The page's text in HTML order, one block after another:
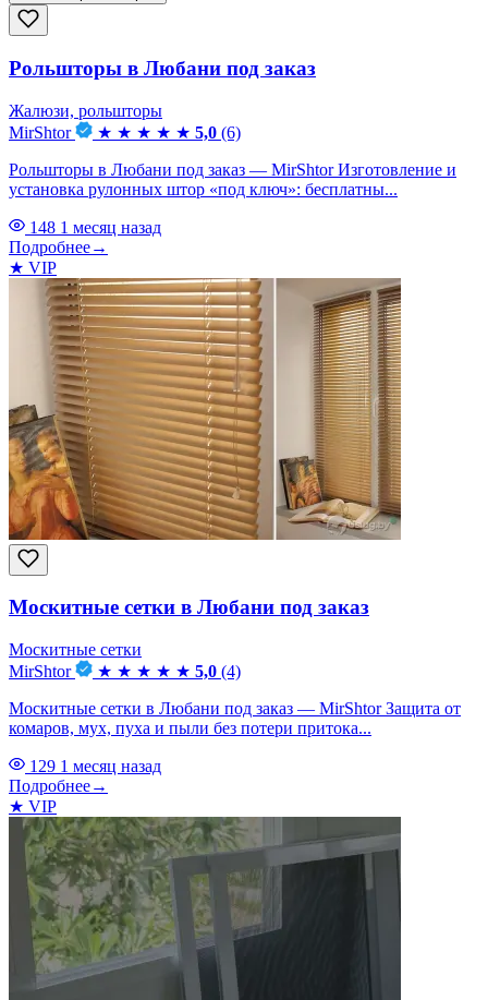
Рольшторы в Любани под заказ
Жалюзи, рольшторы
MirShtor
★ ★ ★ ★ ★ 5,0 (6)
Рольшторы в Любани под заказ — MirShtor Изготовление и
установка рулонных штор «под ключ»: бесплатны...
148 1 месяц назад
Подробнее→
★ VIP
Москитные сетки в Любани под заказ
Москитные сетки
MirShtor
★ ★ ★ ★ ★ 5,0 (4)
Москитные сетки в Любани под заказ — MirShtor Защита от
комаров, мух, пуха и пыли без потери притока...
129 1 месяц назад
Подробнее→
★ VIP